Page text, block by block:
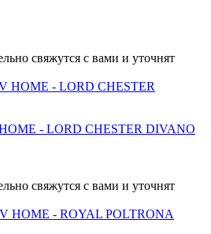
свяжутся с вами и уточнят
- LORD CHESTER DIVANO
свяжутся с вами и уточнят